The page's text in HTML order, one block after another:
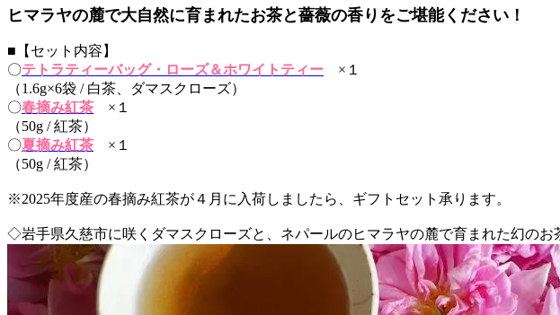
ヒマラヤの麓で大自然に育まれたお茶と薔薇の香りをご堪能ください！
■【セット内容】
〇テトラティーバッグ・ローズ＆ホワイトティー ×１
（1.6g×6袋 / 白茶、ダマスクローズ）
〇春摘み紅茶 ×１
（50g / 紅茶）
〇夏摘み紅茶 ×１
（50g / 紅茶）
※2025年度産の春摘み紅茶が４月に入荷しましたら、ギフトセット承ります。
◇岩手県久慈市に咲くダマスクローズと、ネパールのヒマラヤの麓で育まれた幻の